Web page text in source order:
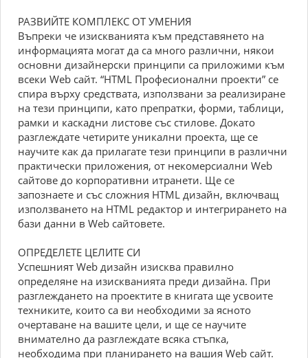
РАЗВИЙТЕ КОМПЛЕКС ОТ УМЕНИЯ
Въпреки че изискванията към представянето на
информацията могат да са много различни, някои
основни дизайнерски принципи са приложими към
всеки Web сайт. “HTML Професионални проекти” се
спира върху средствата, използвани за реализиране
на тези принципи, като препратки, форми, таблици,
рамки и каскадни листове със стилове. Докато
разглеждате четирите уникални проекта, ще се
научите как да прилагате тези принципи в различни
практически приложения, от некомерсиални Web
сайтове до корпоративни итранети. Ще се
запознаете и със сложния HTML дизайн, включващ
използването на HTML редактор и интегрирането на
бази данни в Web сайтовете.
ОПРЕДЕЛЕТЕ ЦЕЛИТЕ СИ
Успешният Web дизайн изисква правилно
определяне на изискванията преди дизайна. При
разглеждането на проектите в книгата ще усвоите
техниките, които са ви необходими за ясното
очертаване на вашите цели, и ще се научите
внимателно да разглеждате всяка стъпка,
необходима при планирането на вашия Web сайт.